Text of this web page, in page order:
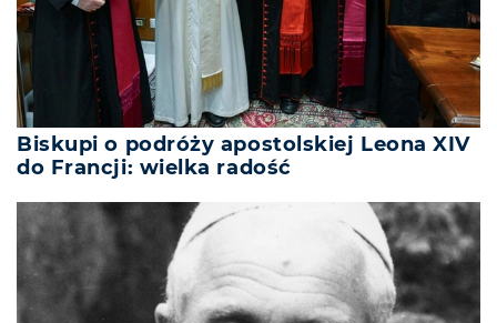
Biskupi o podróży apostolskiej Leona XIV
do Francji: wielka radość